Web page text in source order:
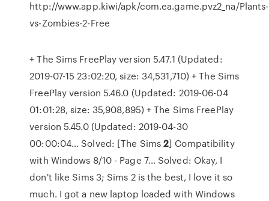
http://www.app.kiwi/apk/com.ea.game.pvz2_na/Plants-
vs-Zombies-2-Free
+ The Sims FreePlay version 5.47.1 (Updated:
2019-07-15 23:02:20, size: 34,531,710) + The Sims
FreePlay version 5.46.0 (Updated: 2019-06-04
01:01:28, size: 35,908,895) + The Sims FreePlay
version 5.45.0 (Updated: 2019-04-30
00:00:04… Solved: [The Sims2] Compatibility
with Windows 8/10 - Page 7… Solved: Okay, I
don't like Sims 3; Sims 2 is the best, I love it so
much. I got a new laptop loaded with Windows